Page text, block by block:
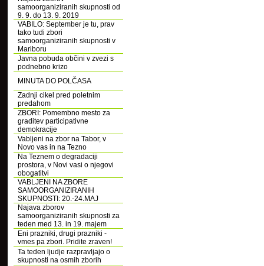
samoorganiziranih skupnosti od
9. 9. do 13. 9. 2019
VABILO: September je tu, prav
tako tudi zbori
samoorganiziranih skupnosti v
Mariboru
Javna pobuda občini v zvezi s
podnebno krizo
MINUTA DO POLČASA
Zadnji cikel pred poletnim
predahom
ZBORI: Pomembno mesto za
graditev participativne
demokracije
Vabljeni na zbor na Tabor, v
Novo vas in na Tezno
Na Teznem o degradaciji
prostora, v Novi vasi o njegovi
obogatitvi
VABLJENI NA ZBORE
SAMOORGANIZIRANIH
SKUPNOSTI: 20.-24.MAJ
Najava zborov
samoorganiziranih skupnosti za
teden med 13. in 19. majem
Eni prazniki, drugi prazniki -
vmes pa zbori. Pridite zraven!
Ta teden ljudje razpravljajo o
skupnosti na osmih zborih